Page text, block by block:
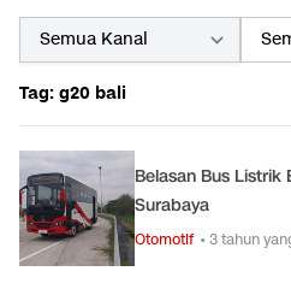
Tag: g20 bali
Belasan Bus Listrik
Surabaya
Otomotif • 3 tahun